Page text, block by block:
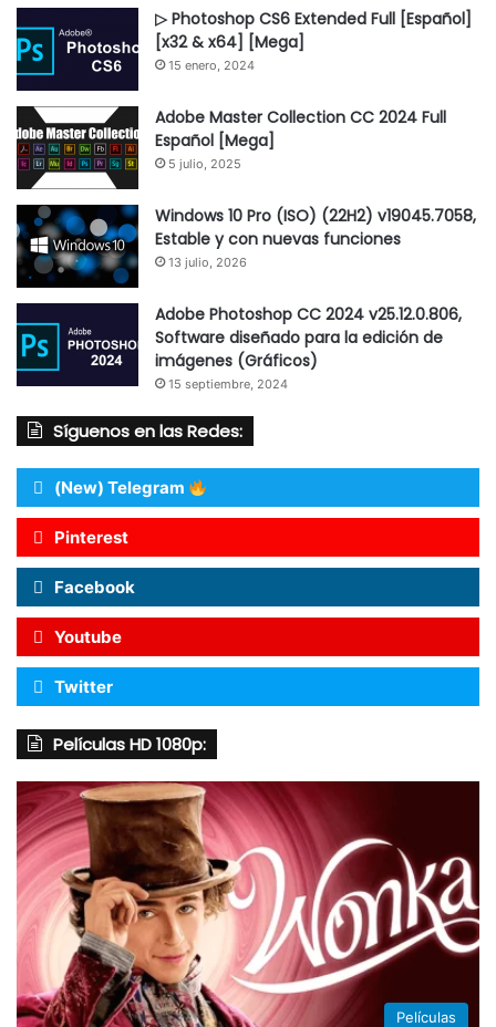
▷ Photoshop CS6 Extended Full [Español]
[x32 & x64] [Mega]
15 enero, 2024
Adobe Master Collection CC 2024 Full
Español [Mega]
5 julio, 2025
Windows 10 Pro (ISO) (22H2) v19045.7058,
Estable y con nuevas funciones
13 julio, 2026
Adobe Photoshop CC 2024 v25.12.0.806,
Software diseñado para la edición de
imágenes (Gráficos)
15 septiembre, 2024
Síguenos en las Redes:
(New) Telegram
Pinterest
Facebook
Youtube
Twitter
Películas HD 1080p:
Películas